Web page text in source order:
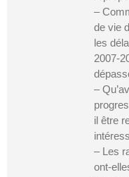
–
de vie
les
2007-
–
il être
– Les
ont-